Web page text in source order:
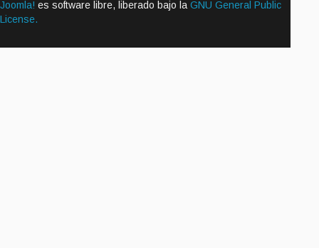
Joomla! es software libre, liberado bajo la GNU General Public
License.